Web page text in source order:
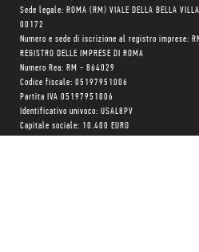
Sede legale: ROMA (RM) VIALE DELLA BELLA
00172
Numero e sede di iscrizione al registro imprese:
REGISTRO DELLE IMPRESE DI ROMA
Numero Rea: RM - 864029
Codice fiscale: 05197951006
Partita IVA 05197951006
Identificativo univoco: USAL8PV
Capitale sociale: 10.400 EURO